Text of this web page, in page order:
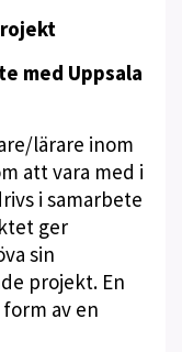
med Uppsala
lärare inom
att vara med i
i samarbete
ger
sin
projekt. En
av en